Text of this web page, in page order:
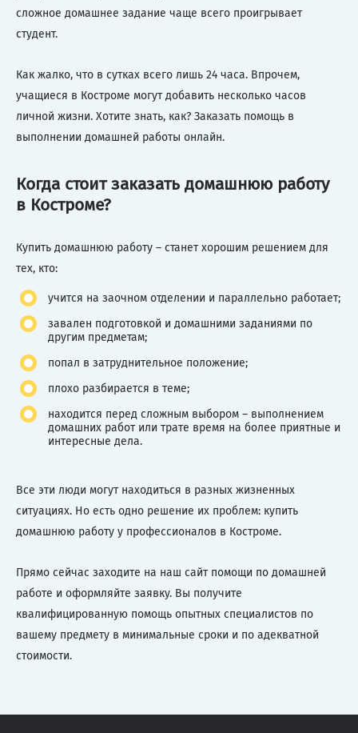
сложное домашнее задание чаще всего проигрывает
студент.
Как жалко, что в сутках всего лишь 24 часа. Впрочем,
учащиеся в Костроме могут добавить несколько часов
личной жизни. Хотите знать, как? Заказать помощь в
выполнении домашней работы онлайн.
Когда стоит заказать домашнюю работу
в Костроме?
Купить домашнюю работу – станет хорошим решением для
тех, кто:
учится на заочном отделении и параллельно работает;
завален подготовкой и домашними заданиями по
другим предметам;
попал в затруднительное положение;
плохо разбирается в теме;
находится перед сложным выбором – выполнением
домашних работ или трате время на более приятные и
интересные дела.
Все эти люди могут находиться в разных жизненных
ситуациях. Но есть одно решение их проблем: купить
домашнюю работу у профессионалов в Костроме.
Прямо сейчас заходите на наш сайт помощи по домашней
работе и оформляйте заявку. Вы получите
квалифицированную помощь опытных специалистов по
вашему предмету в минимальные сроки и по адекватной
стоимости.